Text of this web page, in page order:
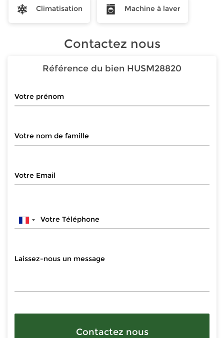
Climatisation Machine à laver
Contactez nous
Référence du bien HUSM28820
Contactez nous